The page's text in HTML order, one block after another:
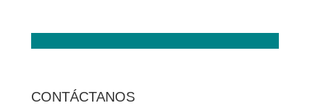
CONTÁCTANOS